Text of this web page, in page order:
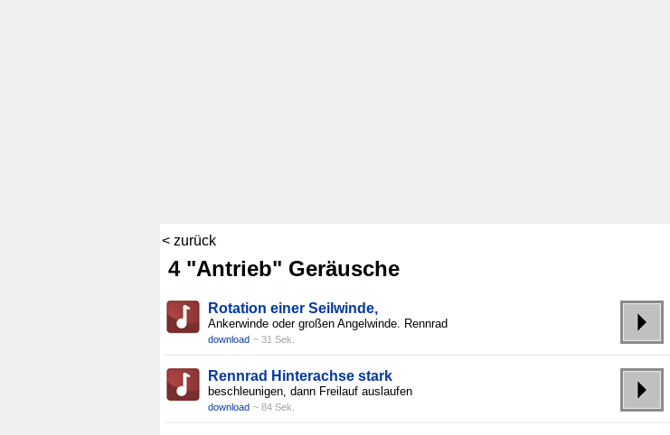
< zurück
4 "Antrieb" Geräusche
Rotation einer Seilwinde,
Ankerwinde oder großen Angelwinde. Rennrad
download ~ 31 Sek.
Rennrad Hinterachse stark
beschleunigen, dann Freilauf auslaufen
download ~ 84 Sek.